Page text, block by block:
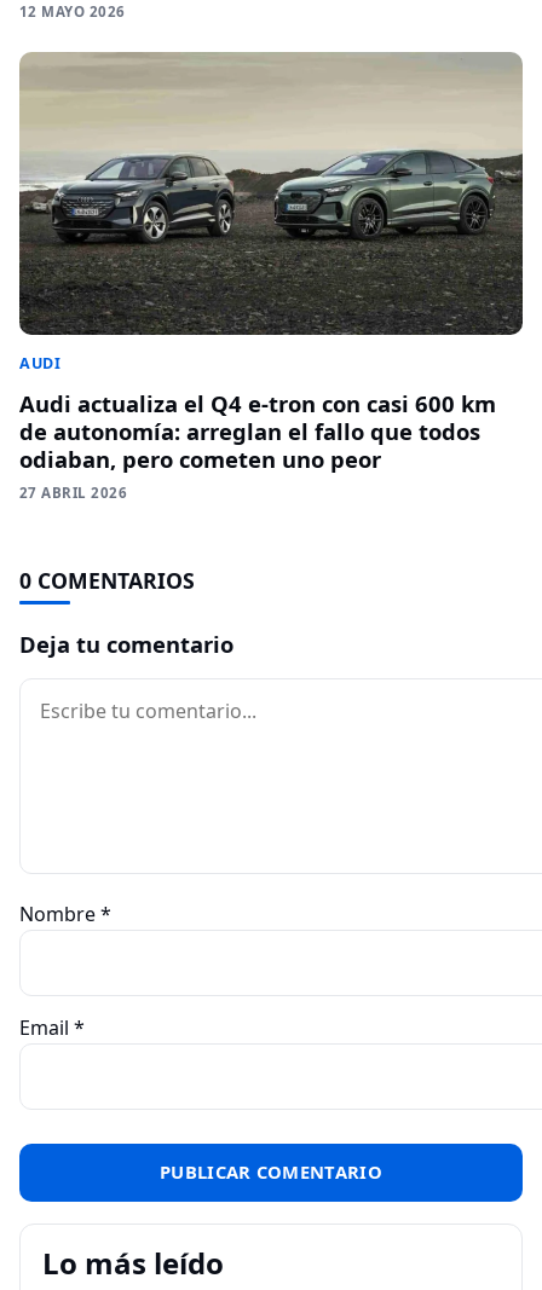
12 MAYO 2026
AUDI
Audi actualiza el Q4 e-tron con casi 600 km
de autonomía: arreglan el fallo que todos
odiaban, pero cometen uno peor
27 ABRIL 2026
0 COMENTARIOS
Deja tu comentario
Comentario
Nombre*
Email *
Lo más leído